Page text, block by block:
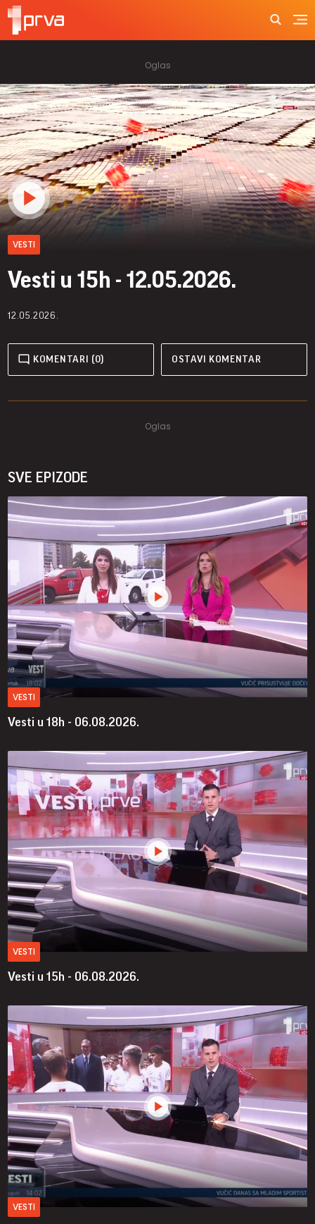
VESTI
Vesti u 15h - 12.05.2026.
12.05.2026.
KOMENTARI (0) OSTAVI KOMENTAR
SVE EPIZODE
VESTI
Vesti u 18h - 06.08.2026.
VESTI
Vesti u 15h - 06.08.2026.
VESTI